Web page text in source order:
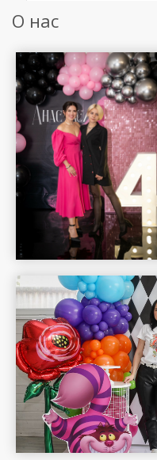
Шар Удачи на
О нас